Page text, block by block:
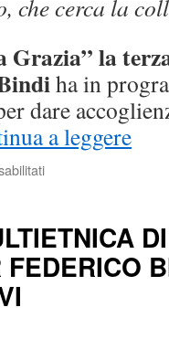
da
di
Lions
Club
Arezzo
Chimera
che cerca la
Grazia” la
ha in
dare
a leggere
su
Grazia”
per
la